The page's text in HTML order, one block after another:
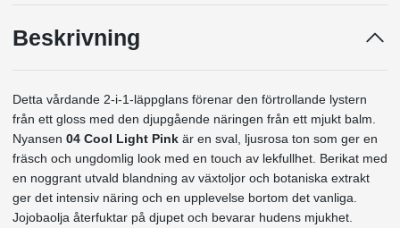
Beskrivning
Detta vårdande 2-i-1-läppglans förenar den förtrollande lystern
från ett gloss med den djupgående näringen från ett mjukt balm.
Nyansen 04 Cool Light Pink är en sval, ljusrosa ton som ger en
fräsch och ungdomlig look med en touch av lekfullhet. Berikat med
en noggrant utvald blandning av växtoljor och botaniska extrakt
ger det intensiv näring och en upplevelse bortom det vanliga.
Jojobaolja återfuktar på djupet och bevarar hudens mjukhet.